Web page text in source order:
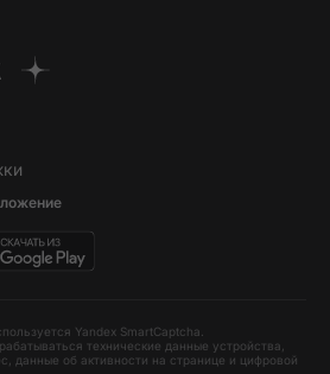
Yandex SmartCaptcha.
технические данные устройства,
данные об активности на странице и цифровой